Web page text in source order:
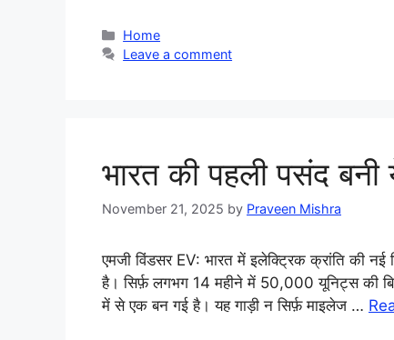
Categories
Home
Leave a comment
भारत की पहली पसंद बनी
November 21, 2025 by Praveen Mishra
एमजी विंडसर EV: भारत में इलेक्ट्रिक क्रांति की
है। सिर्फ़ लगभग 14 महीने में 50,000 यूनिट्स की
में से एक बन गई है। यह गाड़ी न सिर्फ़ माइलेज …